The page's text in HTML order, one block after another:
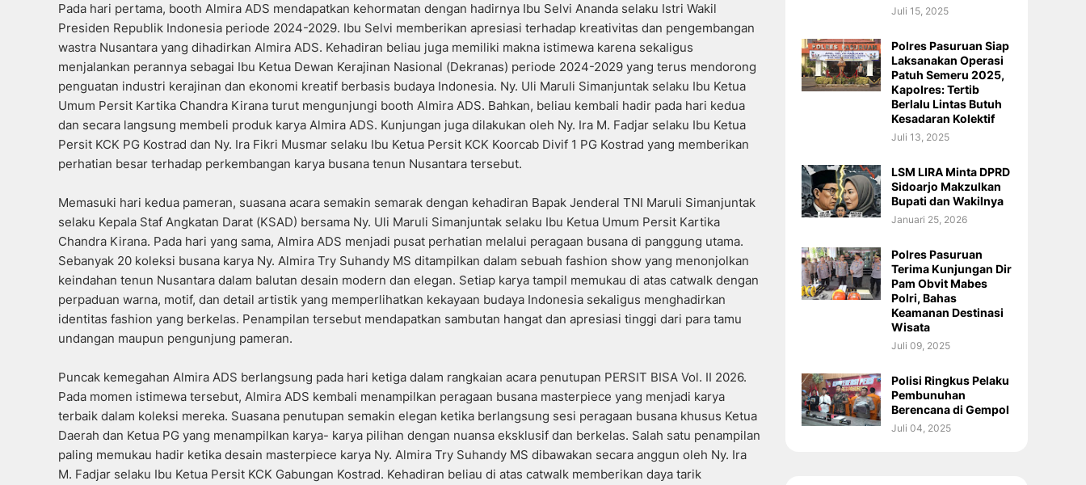
Pada hari pertama, booth Almira ADS mendapatkan kehormatan dengan hadirnya Ibu Selvi Ananda selaku Istri Wakil
Presiden Republik Indonesia periode 2024-2029. Ibu Selvi memberikan apresiasi terhadap kreativitas dan pengembangan
wastra Nusantara yang dihadirkan Almira ADS. Kehadiran beliau juga memiliki makna istimewa karena sekaligus
menjalankan perannya sebagai Ibu Ketua Dewan Kerajinan Nasional (Dekranas) periode 2024-2029 yang terus mendorong
penguatan industri kerajinan dan ekonomi kreatif berbasis budaya Indonesia. Ny. Uli Maruli Simanjuntak selaku Ibu Ketua
Umum Persit Kartika Chandra Kirana turut mengunjungi booth Almira ADS. Bahkan, beliau kembali hadir pada hari kedua
dan secara langsung membeli produk karya Almira ADS. Kunjungan juga dilakukan oleh Ny. Ira M. Fadjar selaku Ibu Ketua
Persit KCK PG Kostrad dan Ny. Ira Fikri Musmar selaku Ibu Ketua Persit KCK Koorcab Divif 1 PG Kostrad yang memberikan
perhatian besar terhadap perkembangan karya busana tenun Nusantara tersebut.
Memasuki hari kedua pameran, suasana acara semakin semarak dengan kehadiran Bapak Jenderal TNI Maruli Simanjuntak
selaku Kepala Staf Angkatan Darat (KSAD) bersama Ny. Uli Maruli Simanjuntak selaku Ibu Ketua Umum Persit Kartika
Chandra Kirana. Pada hari yang sama, Almira ADS menjadi pusat perhatian melalui peragaan busana di panggung utama.
Sebanyak 20 koleksi busana karya Ny. Almira Try Suhandy MS ditampilkan dalam sebuah fashion show yang menonjolkan
keindahan tenun Nusantara dalam balutan desain modern dan elegan. Setiap karya tampil memukau di atas catwalk dengan
perpaduan warna, motif, dan detail artistik yang memperlihatkan kekayaan budaya Indonesia sekaligus menghadirkan
identitas fashion yang berkelas. Penampilan tersebut mendapatkan sambutan hangat dan apresiasi tinggi dari para tamu
undangan maupun pengunjung pameran.
Puncak kemegahan Almira ADS berlangsung pada hari ketiga dalam rangkaian acara penutupan PERSIT BISA Vol. II 2026.
Pada momen istimewa tersebut, Almira ADS kembali menampilkan peragaan busana masterpiece yang menjadi karya
terbaik dalam koleksi mereka. Suasana penutupan semakin elegan ketika berlangsung sesi peragaan busana khusus Ketua
Daerah dan Ketua PG yang menampilkan karya- karya pilihan dengan nuansa eksklusif dan berkelas. Salah satu penampilan
paling memukau hadir ketika desain masterpiece karya Ny. Almira Try Suhandy MS dibawakan secara anggun oleh Ny. Ira
M. Fadjar selaku Ibu Ketua Persit KCK Gabungan Kostrad. Kehadiran beliau di atas catwalk memberikan daya tarik
Juli 15, 2025
Polres Pasuruan Siap
Laksanakan Operasi
Patuh Semeru 2025,
Kapolres: Tertib
Berlalu Lintas Butuh
Kesadaran Kolektif
Juli 13, 2025
LSM LIRA Minta DPRD
Sidoarjo Makzulkan
Bupati dan Wakilnya
Januari 25, 2026
Polres Pasuruan
Terima Kunjungan Dir
Pam Obvit Mabes
Polri, Bahas
Keamanan Destinasi
Wisata
Juli 09, 2025
Polisi Ringkus Pelaku
Pembunuhan
Berencana di Gempol
Juli 04, 2025